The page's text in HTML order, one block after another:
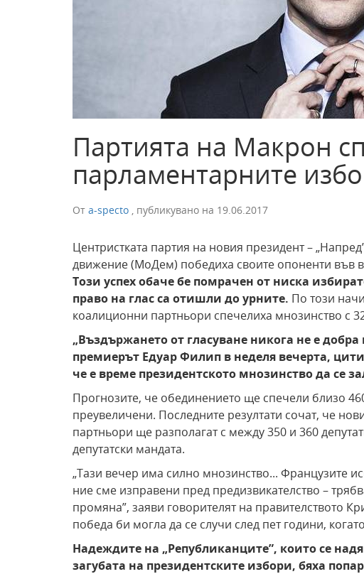
Партията на Макрон
парламентарните
От a-specto , публикувано на 19.06.2017
Центристката партия на новия президент –
движение (МоДем) победиха своите опоненти във
Този успех обаче бе помрачен от ниска
право на глас са отишли до урните. По този
коалиционни партньори спечелиха мнозинство с
„Въздържането от гласуване никога не е
премиерът Едуар Филип в неделя вечерта,
че е време президентското мнозинство да се
Прогнозите, че обединението ще спечели близо
преувеличени. Последните резултати сочат, че
партньори ще разполагат с между 350 и 360
депутатски мандата.
„Тази вечер има силно мнозинство... Французите
ние сме изправени пред предизвикателство –
промяна”, заяви говорителят на правителството
победа би могла да се случи след пет години,
Надеждите на „Републиканците”, които се
загубата на президентските избори, бяха